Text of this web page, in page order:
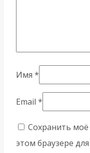
Имя *
Email *
Сохранить моё
этом браузере